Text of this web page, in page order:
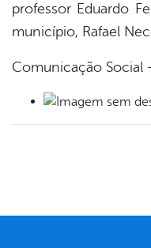
professor Eduardo
município, Rafael
Comunicação Social